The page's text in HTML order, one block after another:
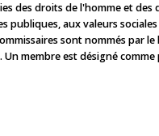
des droits de l'homme et
publiques, aux valeurs
sont nommés par
membre est désigné comme